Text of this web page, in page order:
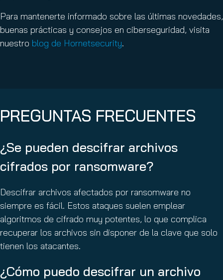
Para mantenerte informado sobre las últimas novedades,
buenas prácticas y consejos en ciberseguridad, visita
nuestro blog de Hornetsecurity.
PREGUNTAS FRECUENTES
¿Se pueden descifrar archivos
cifrados por ransomware?
Descifrar archivos afectados por ransomware no
siempre es fácil. Estos ataques suelen emplear
algoritmos de cifrado muy potentes, lo que complica
recuperar los archivos sin disponer de la clave que solo
tienen los atacantes.
¿Cómo puedo descifrar un archivo